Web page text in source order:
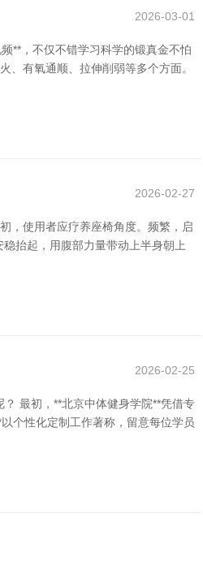
2026-03-01
**，不仅不错学习科学的锻真金不怕
有氧通顺、拉伸削弱等多个方面。
2026-02-27
，使用者应疗养座椅角度。频繁，启
抬起，用腹部力量带动上半身朝上
2026-02-25
最初，**北京中体健身学院**凭借专
个性化定制工作著称，留意每位学员